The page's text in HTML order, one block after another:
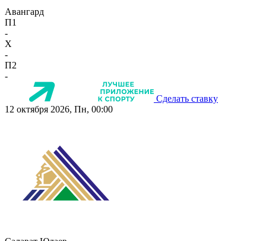
Авангард
П1
-
X
-
П2
-
Сделать ставку
12 октября 2026, Пн, 00:00